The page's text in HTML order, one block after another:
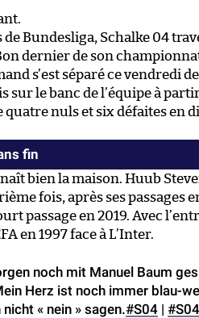
Bundesliga, Schalke 04
dernier de son
s’est séparé ce vendredi
sur le banc de l’équipe à
nuls et six défaites en
fin
bien la maison. Huub
fois, après ses passages
passage en 2019. Avec
en 1997 face à L’Inter.
noch mit Manuel Baum
Herz ist noch immer blau-
« nein » sagen.#S04 |